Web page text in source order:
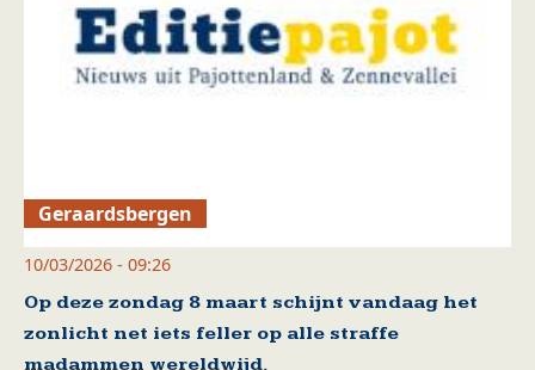
Geraardsbergen
10/03/2026 - 09:26
Op deze zondag 8 maart schijnt vandaag het
zonlicht net iets feller op alle straffe
madammen wereldwijd.